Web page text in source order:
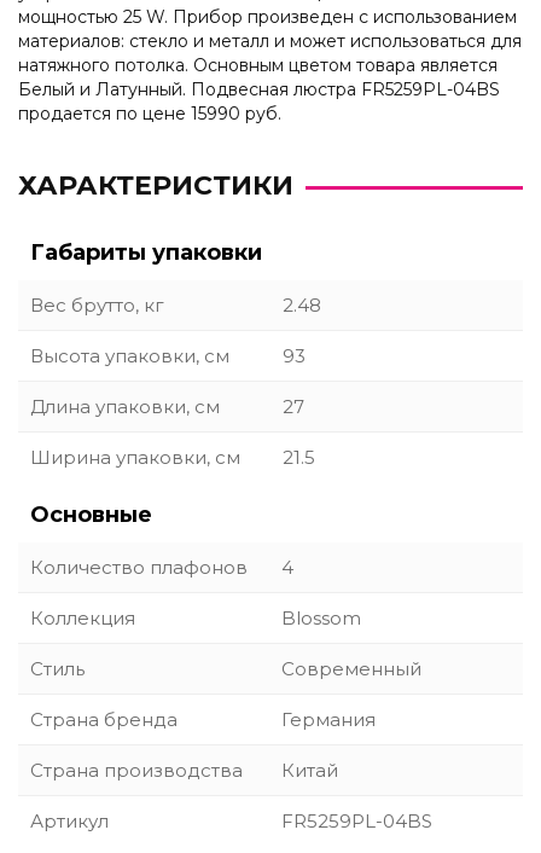
мощностью 25 W. Прибор произведен с использованием
материалов: стекло и металл и может использоваться для
натяжного потолка. Основным цветом товара является
Белый и Латунный. Подвесная люстра FR5259PL-04BS
продается по цене 15990 руб.
ХАРАКТЕРИСТИКИ
Габариты упаковки
Вес брутто, кг 2.48
Высота упаковки, см 93
Длина упаковки, см 27
Ширина упаковки, см 21.5
Основные
Количество плафонов 4
Коллекция Blossom
Стиль Современный
Страна бренда Германия
Страна производства Китай
Артикул FR5259PL-04BS